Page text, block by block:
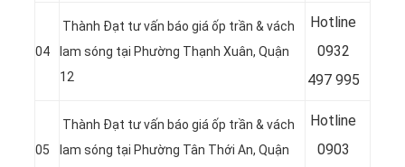
04
Thành Đạt tư vấn báo giá ốp trần & vách
lam sóng tại Phường Thạnh Xuân, Quận
12
Hotline
0932
497 995
05
Thành Đạt tư vấn báo giá ốp trần & vách
lam sóng tại Phường Tân Thới An, Quận
Hotline
0903